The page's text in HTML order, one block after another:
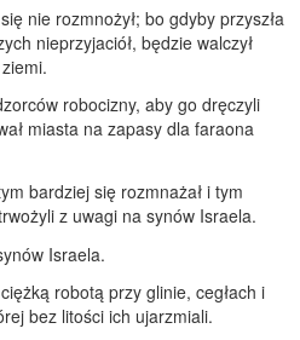
nie rozmnożył; bo gdyby przyszła
nieprzyjaciół, będzie walczył
robocizny, aby go dręczyli
miasta na zapasy dla faraona
bardziej się rozmnażał i tym
z uwagi na synów Israela.
Israela.
robotą przy glinie, cegłach i
bez litości ich ujarzmiali.